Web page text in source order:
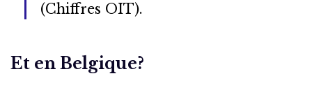
(Chiffres OIT).
Et en Belgique?